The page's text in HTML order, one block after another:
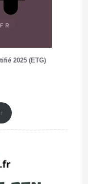
2025 (ETG)